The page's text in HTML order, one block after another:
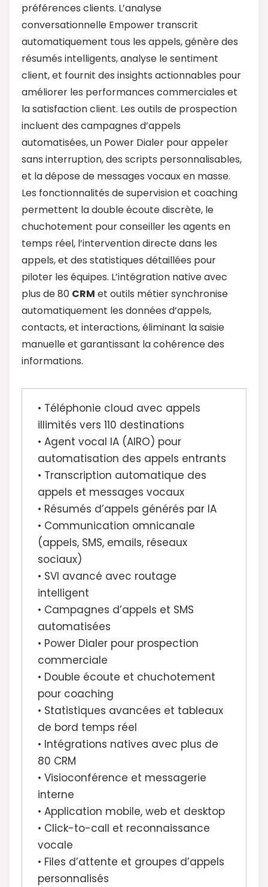
préférences clients. L’analyse
conversationnelle Empower transcrit
automatiquement tous les appels, génère des
résumés intelligents, analyse le sentiment
client, et fournit des insights actionnables pour
améliorer les performances commerciales et
la satisfaction client. Les outils de prospection
incluent des campagnes d’appels
automatisées, un Power Dialer pour appeler
sans interruption, des scripts personnalisables,
et la dépose de messages vocaux en masse.
Les fonctionnalités de supervision et coaching
permettent la double écoute discrète, le
chuchotement pour conseiller les agents en
temps réel, l’intervention directe dans les
appels, et des statistiques détaillées pour
piloter les équipes. L’intégration native avec
plus de 80 CRM et outils métier synchronise
automatiquement les données d’appels,
contacts, et interactions, éliminant la saisie
manuelle et garantissant la cohérence des
informations.
• Téléphonie cloud avec appels
illimités vers 110 destinations
• Agent vocal IA (AIRO) pour
automatisation des appels entrants
• Transcription automatique des
appels et messages vocaux
• Résumés d’appels générés par IA
• Communication omnicanale
(appels, SMS, emails, réseaux
sociaux)
• SVI avancé avec routage
intelligent
• Campagnes d’appels et SMS
automatisées
• Power Dialer pour prospection
commerciale
• Double écoute et chuchotement
pour coaching
• Statistiques avancées et tableaux
de bord temps réel
• Intégrations natives avec plus de
80 CRM
• Visioconférence et messagerie
interne
• Application mobile, web et desktop
• Click-to-call et reconnaissance
vocale
• Files d’attente et groupes d’appels
personnalisés